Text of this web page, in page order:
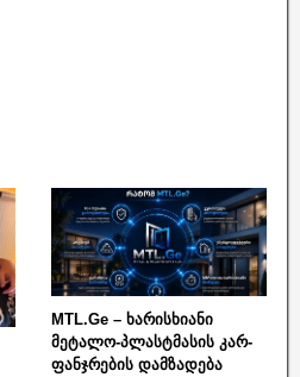
MTL.Ge – ხარისხიანი
მეტალო-პლასტმასის კარ-
ფანჯრების დამზადება